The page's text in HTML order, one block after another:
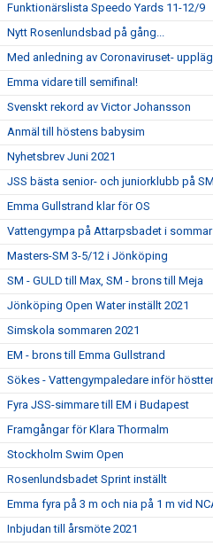
Funktionärslista Speedo Yards 11-12/9
Nytt Rosenlundsbad på gång...
Med anledning av Coronaviruset-
Emma vidare till semifinal!
Svenskt rekord av Victor Johansson
Anmäl till höstens babysim
Nyhetsbrev Juni 2021
JSS bästa senior- och juniorklubb på
Emma Gullstrand klar för OS
Vattengympa på Attarpsbadet i sommar
Masters-SM 3-5/12 i Jönköping
SM - GULD till Max, SM - brons till Meja
Jönköping Open Water inställt 2021
Simskola sommaren 2021
EM - brons till Emma Gullstrand
Sökes - Vattengympaledare inför
Fyra JSS-simmare till EM i Budapest
Framgångar för Klara Thormalm
Stockholm Swim Open
Rosenlundsbadet Sprint inställt
Emma fyra på 3 m och nia på 1 m vid
Inbjudan till årsmöte 2021